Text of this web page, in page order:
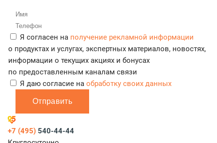
Я согласен на получение рекламной информации
о продуктах и услугах, экспертных материалов, новостях,
информации о текущих акциях и бонусах
по предоставленным каналам связи
Я даю согласие на обработку своих данных
Отправить
+7 (495) 540-44-44